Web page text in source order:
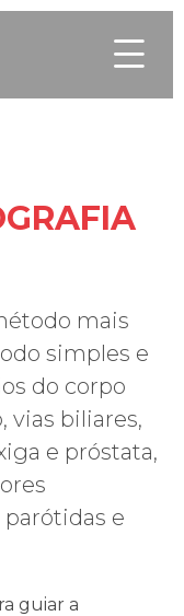

mais
simples e
do corpo
vias biliares,
e próstata,
e
guiar a